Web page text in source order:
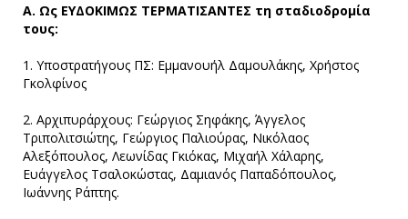
Α. Ως ΕΥΔΟΚΙΜΩΣ ΤΕΡΜΑΤΙΣΑΝΤΕΣ τη σταδιοδρομία
τους:
1. Υποστρατήγους ΠΣ: Εμμανουήλ Δαμουλάκης, Χρήστος
Γκολφίνος
2. Αρχιπυράρχους: Γεώργιος Σηφάκης, Άγγελος
Τριπολιτσιώτης, Γεώργιος Παλιούρας, Νικόλαος
Αλεξόπουλος, Λεωνίδας Γκιόκας, Μιχαήλ Χάλαρης,
Ευάγγελος Τσαλοκώστας, Δαμιανός Παπαδόπουλος,
Ιωάννης Ράπτης.